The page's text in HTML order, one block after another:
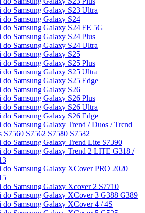
do Samsung Galaxy S23 Ultra
do Samsung Galaxy S24
do Samsung Galaxy S24 FE 5G
do Samsung Galaxy S24 Plus
do Samsung Galaxy S24 Ultra
do Samsung Galaxy S25
do Samsung Galaxy S25 Plus
do Samsung Galaxy S25 Ultra
do Samsung Galaxy S25 Edge
do Samsung Galaxy S26
do Samsung Galaxy S26 Plus
do Samsung Galaxy S26 Ultra
do Samsung Galaxy S26 Edge
do Samsung Galaxy Trend / Duos / Trend
S7560 S7562 S7580 S7582
do Samsung Galaxy Trend Lite S7390
do Samsung Galaxy Trend 2 LITE G318 /
do Samsung Galaxy XCover PRO 2020
do Samsung Galaxy Xcover 2 S7710
do Samsung Galaxy XCover 3 G388 G389
do Samsung Galaxy XCover 4 / 4S